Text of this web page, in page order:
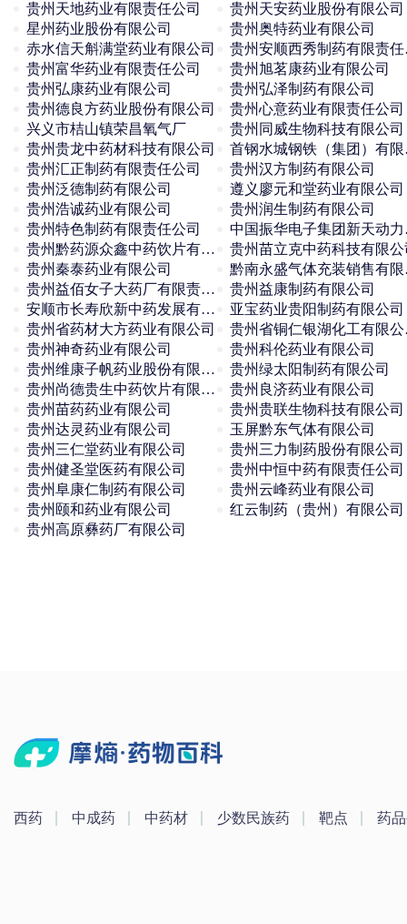
贵州天地药业有限责任公司
贵州天安药业股份有限公司
星州药业股份有限公司
贵州奥特药业有限公司
赤水信天斛满堂药业有限公司
贵
贵州富华药业有限责任公司
贵州旭茗康药业有限公司
贵州弘康药业有限公司
贵州弘泽制药有限公司
贵州德良方药业股份有限公司
贵州心意药业有限责任公司
兴义市桔山镇荣昌氧气厂
贵州同威生物科技有限公司
贵州贵龙中药材科技有限公司
首
贵州汇正制药有限责任公司
贵州汉方制药有限公司
贵州泛德制药有限公司
遵义廖元和堂药业有限公司
贵州浩诚药业有限公司
贵州润生制药有限公司
贵州特色制药有限责任公司
中
贵州黔药源众鑫中药饮片有限公司
贵州苗立克中药科技有限公
贵州秦泰药业有限公司
黔
贵州益佰女子大药厂有限责任公司
贵州益康制药有限公司
安顺市长寿欣新中药发展有限公司
亚宝药业贵阳制药有限公司
贵州省药材大方药业有限公司
贵
贵州神奇药业有限公司
贵州科伦药业有限公司
贵州维康子帆药业股份有限公司
贵州绿太阳制药有限公司
贵州尚德贵生中药饮片有限公司
贵州良济药业有限公司
贵州苗药药业有限公司
贵州贵联生物科技有限公司
贵州达灵药业有限公司
玉屏黔东气体有限公司
贵州三仁堂药业有限公司
贵州三力制药股份有限公司
贵州健圣堂医药有限公司
贵州中恒中药有限责任公司
贵州阜康仁制药有限公司
贵州云峰药业有限公司
贵州颐和药业有限公司
红云制药（贵州）有限公司
贵州高原彝药厂有限公司
西药 中成药 中药材 少数民族药 靶点 药